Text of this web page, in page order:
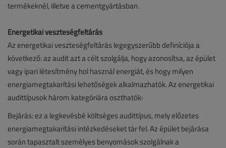
termékeknél, illetve a cementgyártásban.
Energetikai veszteségfeltárás
Az energetikai veszteségfeltárás legegyszerűbb definíciója a
következő: az audit azt a célt szolgálja, hogy azonosítsa, az épület
vagy ipari létesítmény hol használ energiát, és hogy milyen
energiamegtakarítási lehetőségek alkalmazhatók. Az energetikai
audittípusok három kategóriára oszthatók:
Bejárás: ez a legkevésbé költséges audittípus, mely előzetes
energiamegtakarítási intézkedéseket tár fel. Az épület bejárása
során tapasztalt személyes benyomások szolgálnak a